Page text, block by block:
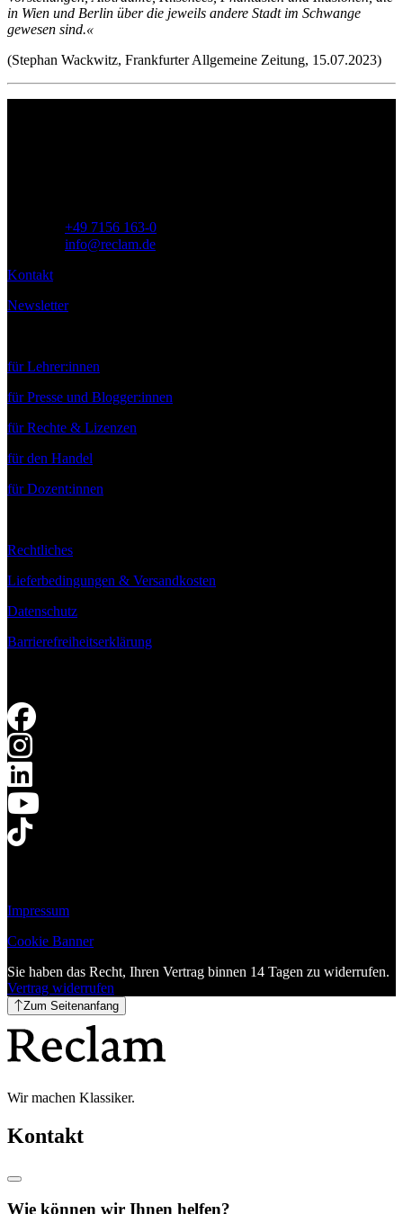
in Wien und Berlin über die jeweils andere Stadt im Schwange
gewesen sind.«
(Stephan Wackwitz, Frankfurter Allgemeine Zeitung, 15.07.2023)
+49 7156 163-0
info@reclam.de
Kontakt
Newsletter
für Lehrer:innen
für Presse und Blogger:innen
für Rechte & Lizenzen
für den Handel
für Dozent:innen
Rechtliches
Lieferbedingungen & Versandkosten
Datenschutz
Barrierefreiheitserklärung
Impressum
Cookie Banner
Sie haben das Recht, Ihren Vertrag binnen 14 Tagen zu widerrufen.
Vertrag widerrufen
Zum Seitenanfang
Wir machen Klassiker.
Kontakt
Wie können wir Ihnen helfen?